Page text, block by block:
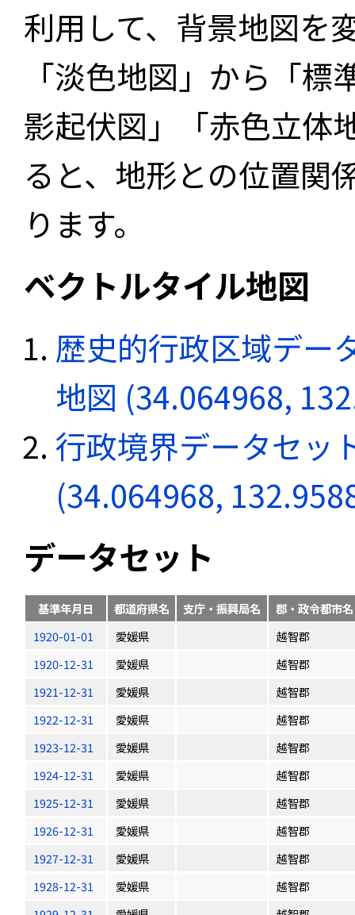
利用して、背景地図を
「淡色地図」から「
影起伏図」「赤色立体
ると、地形との位置関
ります。
ベクトルタイル地図
歴史的行政区域デー
地図 (34.064968,
行政境界データセッ
(34.064968,
データセット
基準年月日 都道府県名 支庁・振興局名
郡・政令都市名
1920-01-01
愛媛県
越智郡
1920-12-31
愛媛県
越智郡
1921-12-31
愛媛県
越智郡
1922-12-31
愛媛県
越智郡
1923-12-31
愛媛県
越智郡
1924-12-31
愛媛県
越智郡
1925-12-31
愛媛県
越智郡
1926-12-31
愛媛県
越智郡
1927-12-31
愛媛県
越智郡
1928-12-31
愛媛県
越智郡